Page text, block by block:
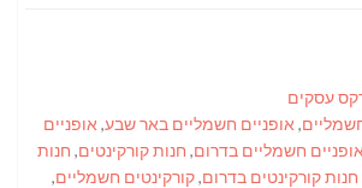
עסקים
, אופניים חשמליים באר שבע, אופניים
אופניים חשמליים בדרום, חנות קורקינטים, חנות
חנות קורקינטים בדרום,קורקינטים חשמליים,